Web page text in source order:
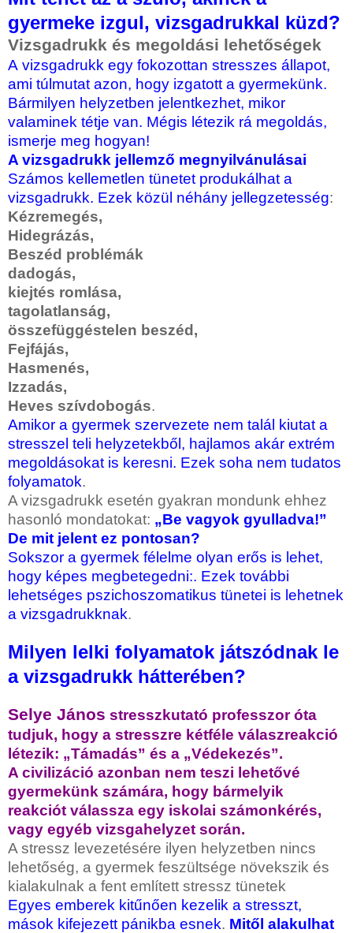
gyermeke izgul, vizsgadrukkal küzd?
Vizsgadrukk és megoldási lehetőségek
A vizsgadrukk egy fokozottan stresszes állapot,
ami túlmutat azon, hogy izgatott a gyermekünk.
Bármilyen helyzetben jelentkezhet, mikor
valaminek tétje van. Mégis létezik rá megoldás,
ismerje meg hogyan!
A vizsgadrukk jellemző megnyilvánulásai
Számos kellemetlen tünetet produkálhat a
vizsgadrukk. Ezek közül néhány jellegzetesség:
Kézremegés,
Hidegrázás,
Beszéd problémák
dadogás,
kiejtés romlása,
tagolatlanság,
összefüggéstelen beszéd,
Fejfájás,
Hasmenés,
Izzadás,
Heves szívdobogás.
Amikor a gyermek szervezete nem talál kiutat a
stresszel teli helyzetekből, hajlamos akár extrém
megoldásokat is keresni. Ezek soha nem tudatos
folyamatok.
A vizsgadrukk esetén gyakran mondunk ehhez
hasonló mondatokat: „Be vagyok gyulladva!”
De mit jelent ez pontosan?
Sokszor a gyermek félelme olyan erős is lehet,
hogy képes megbetegedni:. Ezek további
lehetséges pszichoszomatikus tünetei is lehetnek
a vizsgadrukknak.
Milyen lelki folyamatok játszódnak le
a vizsgadrukk hátterében?
Selye János stresszkutató professzor óta
tudjuk, hogy a stresszre kétféle válaszreakció
létezik: „Támadás” és a „Védekezés”.
A civilizáció azonban nem teszi lehetővé
gyermekünk számára, hogy bármelyik
reakciót válassza egy iskolai számonkérés,
vagy egyéb vizsgahelyzet során.
A stressz levezetésére ilyen helyzetben nincs
lehetőség, a gyermek feszültsége növekszik és
kialakulnak a fent említett stressz tünetek
Egyes emberek kitűnően kezelik a stresszt,
mások kifejezett pánikba esnek. Mitől alakulhat